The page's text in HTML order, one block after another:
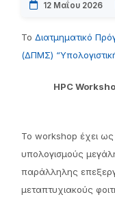
12 Μαΐου 2026
To Διατμηματικό
(ΔΠΜΣ)
HPC
Το workshop έχει
υπολογισμούς
παράλληλης
μεταπτυχιακούς